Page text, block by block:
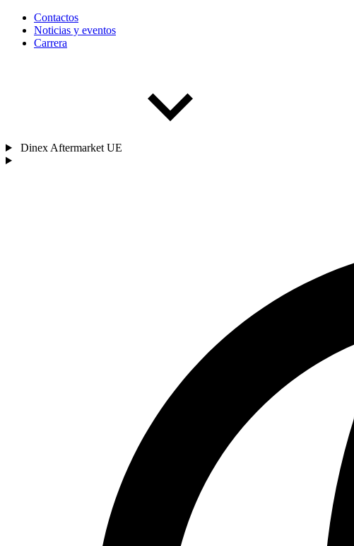
Contactos
Noticias y eventos
Carrera
Dinex Aftermarket UE